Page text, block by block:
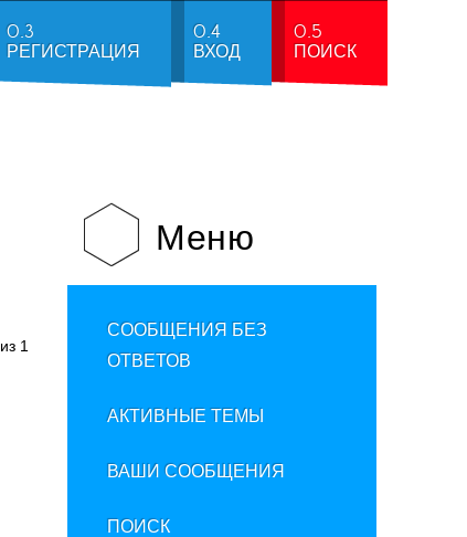
0.3
РЕГИСТРАЦИЯ
0.4
ВХОД
0.5
ПОИСК
из 1
Меню
СООБЩЕНИЯ БЕЗ
ОТВЕТОВ
АКТИВНЫЕ ТЕМЫ
ВАШИ СООБЩЕНИЯ
ПОИСК